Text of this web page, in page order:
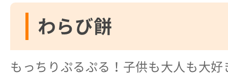
わらび餅
もっちりぷるぷる！子供も大人も大好